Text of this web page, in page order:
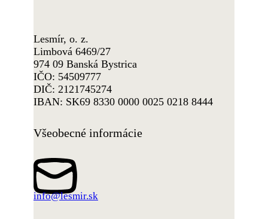
Lesmír, o. z.
Limbová 6469/27
974 09 Banská Bystrica
IČO: 54509777
DIČ: 2121745274
IBAN: SK69 8330 0000 0025 0218 8444
Všeobecné informácie
info@lesmir.sk